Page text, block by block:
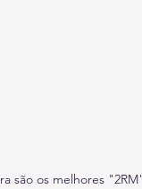
são os melhores